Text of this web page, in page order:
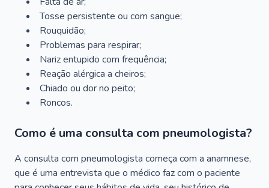
Tosse persistente ou com sangue;
Rouquidão;
Problemas para respirar;
Nariz entupido com frequência;
Reação alérgica a cheiros;
Chiado ou dor no peito;
Roncos.
Como é uma consulta com pneumologista?
A consulta com pneumologista começa com a anamnese,
que é uma entrevista que o médico faz com o paciente